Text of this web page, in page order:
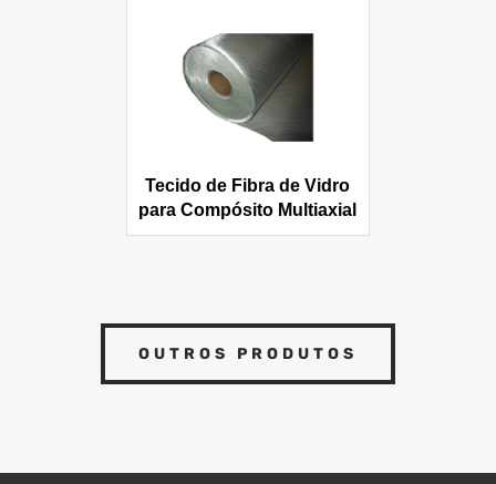
Tecido de Fibra de Vidro
para Compósito Multiaxial
OUTROS PRODUTOS